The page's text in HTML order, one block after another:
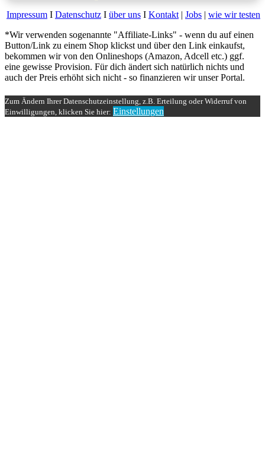
Impressum Ι Datenschutz Ι über uns Ι Kontakt | Jobs | wie wir testen
*Wir verwenden sogenannte "Affiliate-Links" - wenn du auf einen
Button/Link zu einem Shop klickst und über den Link einkaufst,
bekommen wir von den Onlineshops (Amazon, Adcell etc.) ggf.
eine gewisse Provision. Für dich ändert sich natürlich nichts und
auch der Preis erhöht sich nicht - so finanzieren wir unser Portal.
"Zurück
zum
Anfang"
Zum Ändern Ihrer Datenschutzeinstellung, z.B. Erteilung oder Widerruf von
Einwilligungen, klicken Sie hier: Einstellungen